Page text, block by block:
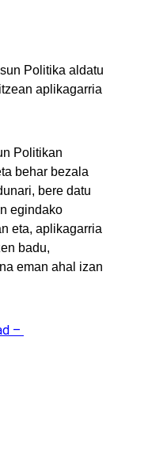
Politika aldatu
aplikagarria
Politikan
behar bezala
bere datu
egindako
eta, aplikagarria
badu,
eman ahal izan
–